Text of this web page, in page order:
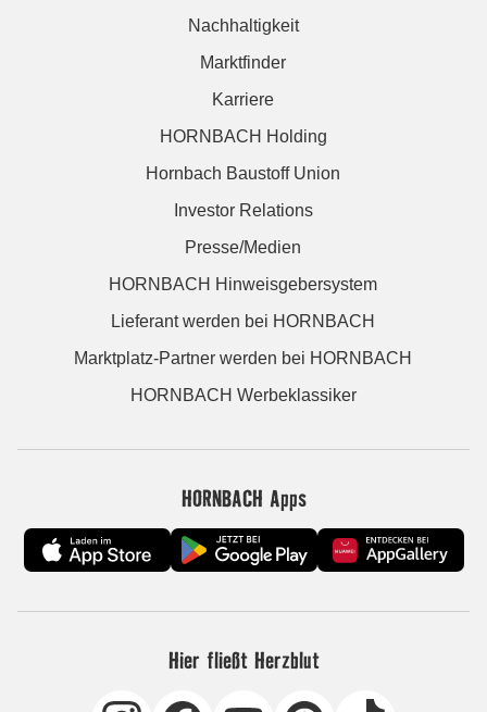
Nachhaltigkeit
Marktfinder
Karriere
HORNBACH Holding
Hornbach Baustoff Union
Investor Relations
Presse/Medien
HORNBACH Hinweisgebersystem
Lieferant werden bei HORNBACH
Marktplatz-Partner werden bei HORNBACH
HORNBACH Werbeklassiker
HORNBACH Apps
Hier fließt Herzblut